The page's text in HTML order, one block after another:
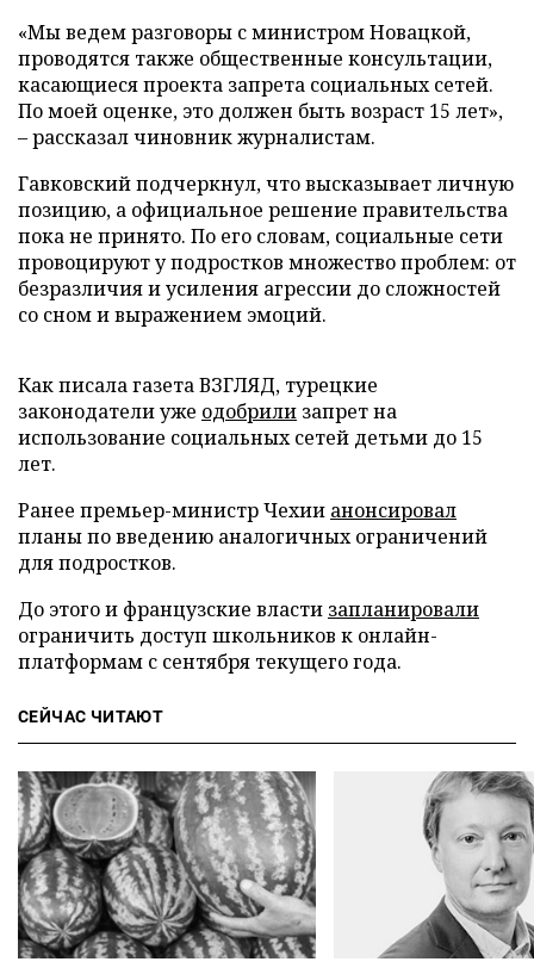
«Мы ведем разговоры с министром Новацкой,
проводятся также общественные консультации,
касающиеся проекта запрета социальных сетей.
По моей оценке, это должен быть возраст 15 лет»,
– рассказал чиновник журналистам.
Гавковский подчеркнул, что высказывает личную
позицию, а официальное решение правительства
пока не принято. По его словам, социальные сети
провоцируют у подростков множество проблем: от
безразличия и усиления агрессии до сложностей
со сном и выражением эмоций.
Как писала газета ВЗГЛЯД, турецкие
законодатели уже одобрили запрет на
использование социальных сетей детьми до 15
лет.
Ранее премьер-министр Чехии анонсировал
планы по введению аналогичных ограничений
для подростков.
До этого и французские власти запланировали
ограничить доступ школьников к онлайн-
платформам с сентября текущего года.
СЕЙЧАС ЧИТАЮТ